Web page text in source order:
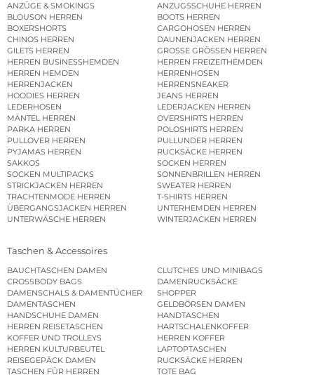
ANZÜGE & SMOKINGS
ANZUGSSCHUHE HERREN
BLOUSON HERREN
BOOTS HERREN
BOXERSHORTS
CARGOHOSEN HERREN
CHINOS HERREN
DAUNENJACKEN HERREN
GILETS HERREN
GROSSE GRÖSSEN HERREN
HERREN BUSINESSHEMDEN
HERREN FREIZEITHEMDEN
HERREN HEMDEN
HERRENHOSEN
HERRENJACKEN
HERRENSNEAKER
HOODIES HERREN
JEANS HERREN
LEDERHOSEN
LEDERJACKEN HERREN
MÄNTEL HERREN
OVERSHIRTS HERREN
PARKA HERREN
POLOSHIRTS HERREN
PULLOVER HERREN
PULLUNDER HERREN
PYJAMAS HERREN
RUCKSÄCKE HERREN
SAKKOS
SOCKEN HERREN
SOCKEN MULTIPACKS
SONNENBRILLEN HERREN
STRICKJACKEN HERREN
SWEATER HERREN
TRACHTENMODE HERREN
T-SHIRTS HERREN
ÜBERGANGSJACKEN HERREN
UNTERHEMDEN HERREN
UNTERWÄSCHE HERREN
WINTERJACKEN HERREN
Taschen & Accessoires
BAUCHTASCHEN DAMEN
CLUTCHES UND MINIBAGS
CROSSBODY BAGS
DAMENRUCKSÄCKE
DAMENSCHALS & DAMENTÜCHER
SHOPPER
DAMENTASCHEN
GELDBÖRSEN DAMEN
HANDSCHUHE DAMEN
HANDTASCHEN
HERREN REISETASCHEN
HARTSCHALENKOFFER
KOFFER UND TROLLEYS
HERREN KOFFER
HERREN KULTURBEUTEL
LAPTOPTASCHEN
REISEGEPÄCK DAMEN
RUCKSÄCKE HERREN
TASCHEN FÜR HERREN
TOTE BAG